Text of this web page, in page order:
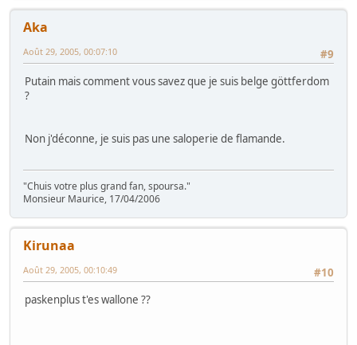
Aka
#9
Août 29, 2005, 00:07:10
Putain mais comment vous savez que je suis belge göttferdom
?
Non j'déconne, je suis pas une saloperie de flamande.
"Chuis votre plus grand fan, spoursa."
Monsieur Maurice, 17/04/2006
Kirunaa
#10
Août 29, 2005, 00:10:49
paskenplus t'es wallone ??